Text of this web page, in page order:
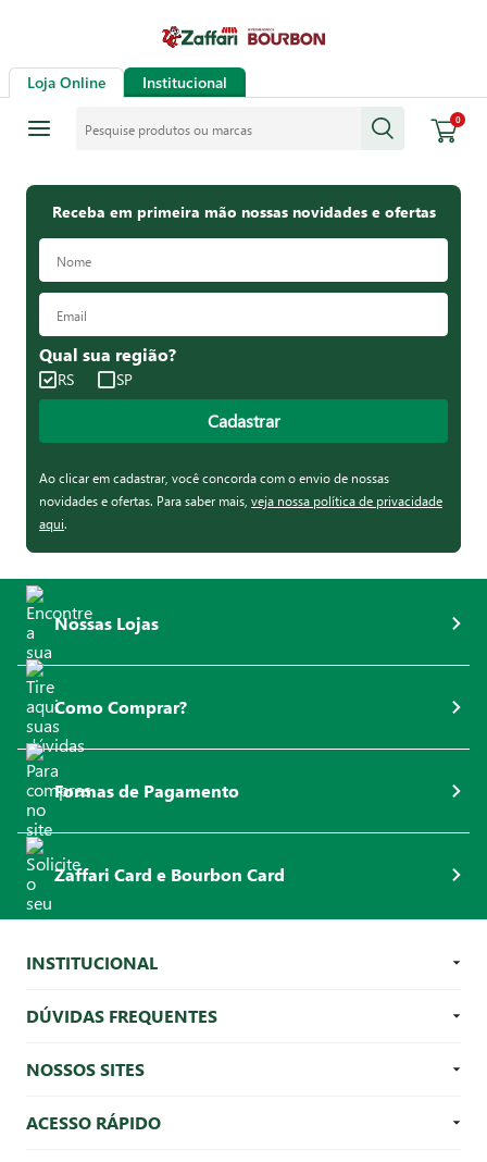
Loja Online Institucional
0
Receba em primeira mão nossas novidades e ofertas
Qual sua região?
RS SP
Cadastrar
Ao clicar em cadastrar, você concorda com o envio de nossas
novidades e ofertas. Para saber mais, veja nossa política de privacidade
aqui.
Nossas Lojas
Como Comprar?
Formas de Pagamento
Zaffari Card e Bourbon Card
INSTITUCIONAL
DÚVIDAS FREQUENTES
NOSSOS SITES
ACESSO RÁPIDO